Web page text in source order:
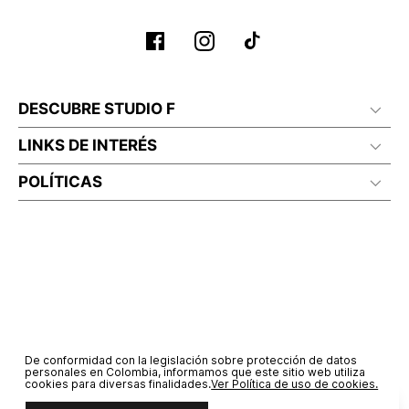
DESCUBRE STUDIO F
LINKS DE INTERÉS
POLÍTICAS
De conformidad con la legislación sobre protección de datos
personales en Colombia, informamos que este sitio web utiliza
cookies para diversas finalidades.Ver Política de uso de cookies.